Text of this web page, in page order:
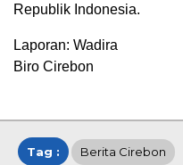
Republik Indonesia.
Laporan: Wadira
Biro Cirebon
Tag : Berita Cirebon